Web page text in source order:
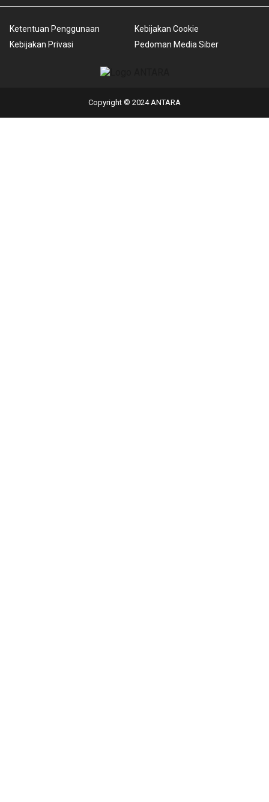
Ketentuan Penggunaan
Kebijakan Privasi
Kebijakan Cookie
Pedoman Media Siber
Copyright © 2024 ANTARA